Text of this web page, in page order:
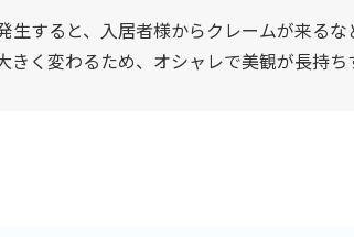
すると、入居者様からクレームが来る
く変わるため、オシャレで美観が長持ち